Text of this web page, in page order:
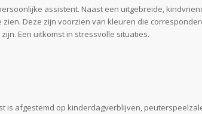
assistent. Naast een uitgebreide,
Deze zijn voorzien van kleuren die
Een uitkomst in stressvolle situaties.
is afgestemd op kinderdagverblijven,